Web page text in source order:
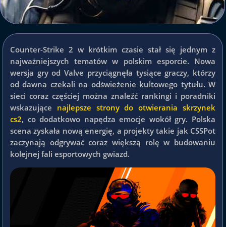
Counter-Strike 2 w krótkim czasie stał się jednym z
najważniejszych tematów w polskim esporcie. Nowa
wersja gry od Valve przyciągnęła tysiące graczy, którzy
od dawna czekali na odświeżenie kultowego tytułu. W
sieci coraz częściej można znaleźć rankingi i poradniki
wskazujące najlepsze strony do otwierania skrzynek
cs2, co dodatkowo napędza emocje wokół gry. Polska
scena zyskała nową energię, a projekty takie jak CSSPot
zaczynają odgrywać coraz większą rolę w budowaniu
kolejnej fali esportowych gwiazd.